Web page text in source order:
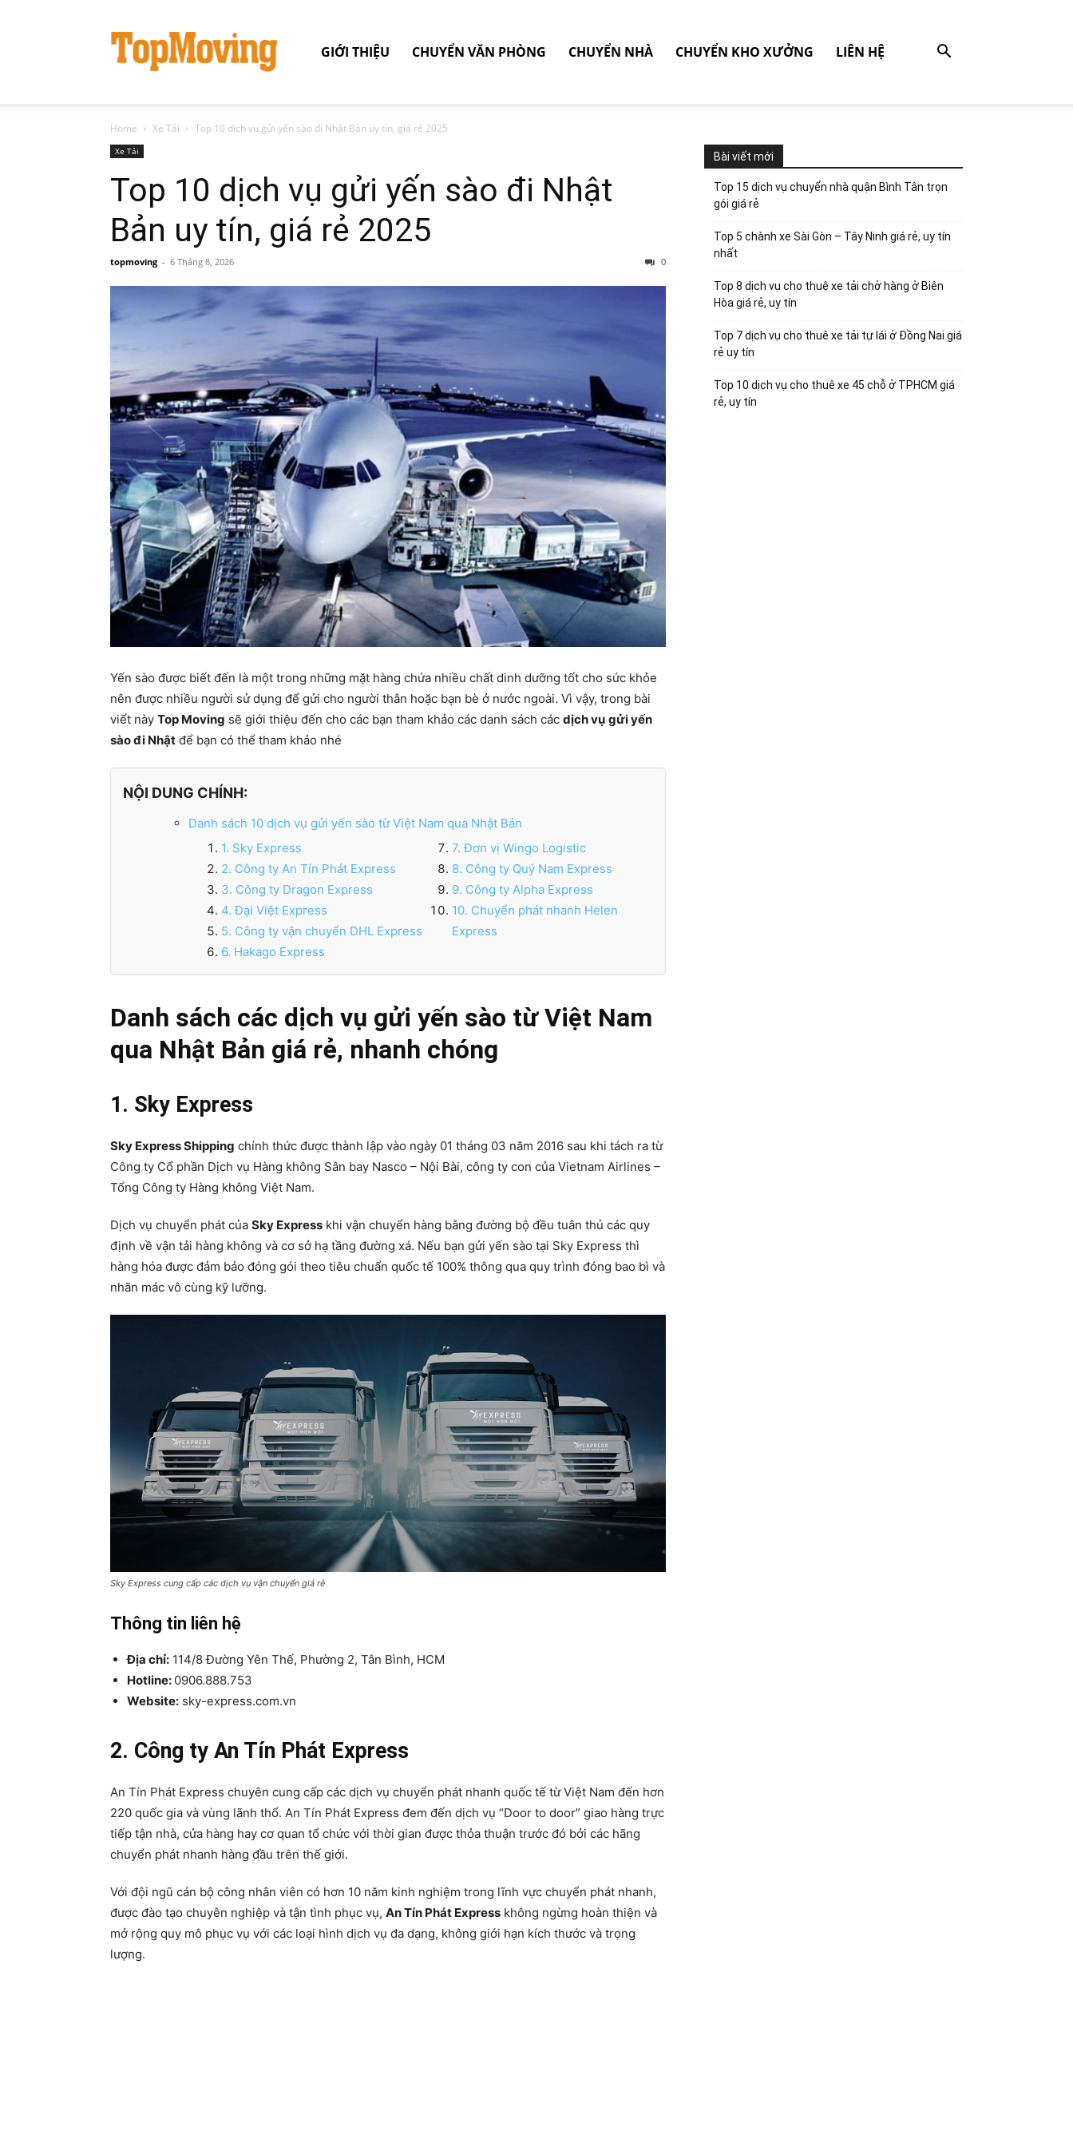
GIỚI THIỆU CHUYỂN VĂN PHÒNG CHUYỂN NHÀ CHUYỂN KHO XƯỞNG LIÊN HỆ
Home Xe Tải Top 10 dịch vụ gửi yến sào đi Nhật Bản uy tín, giá rẻ 2025
Xe Tải
Top 10 dịch vụ gửi yến sào đi Nhật
Bản uy tín, giá rẻ 2025
topmoving - 6 Tháng 8, 2026 0
Yến sào được biết đến là một trong những mặt hàng chứa nhiều chất dinh dưỡng tốt cho sức khỏe
nên được nhiều người sử dụng để gửi cho người thân hoặc bạn bè ở nước ngoài. Vì vậy, trong bài
viết này Top Moving sẽ giới thiệu đến cho các bạn tham khảo các danh sách các dịch vụ gửi yến
sào đi Nhật để bạn có thể tham khảo nhé
NỘI DUNG CHÍNH:
Danh sách 10 dịch vụ gửi yến sào từ Việt Nam qua Nhật Bản
1. Sky Express
2. Công ty An Tín Phát Express
3. Công ty Dragon Express
4. Đại Việt Express
5. Công ty vận chuyển DHL Express
6. Hakago Express
7. Đơn vị Wingo Logistic
8. Công ty Quý Nam Express
9. Công ty Alpha Express
10. Chuyển phát nhanh Helen
Express
Danh sách các dịch vụ gửi yến sào từ Việt Nam
qua Nhật Bản giá rẻ, nhanh chóng
1. Sky Express
Sky Express Shipping chính thức được thành lập vào ngày 01 tháng 03 năm 2016 sau khi tách ra từ
Công ty Cổ phần Dịch vụ Hàng không Sân bay Nasco – Nội Bài, công ty con của Vietnam Airlines –
Tổng Công ty Hàng không Việt Nam.
Dịch vụ chuyển phát của Sky Express khi vận chuyển hàng bằng đường bộ đều tuân thủ các quy
định về vận tải hàng không và cơ sở hạ tầng đường xá. Nếu bạn gửi yến sào tại Sky Express thì
hàng hóa được đảm bảo đóng gói theo tiêu chuẩn quốc tế 100% thông qua quy trình đóng bao bì và
nhãn mác vô cùng kỹ lưỡng.
Sky Express cung cấp các dịch vụ vận chuyển giá rẻ
Thông tin liên hệ
Địa chỉ: 114/8 Đường Yên Thế, Phường 2, Tân Bình, HCM
Hotline: 0906.888.753
Website: sky-express.com.vn
2. Công ty An Tín Phát Express
An Tín Phát Express chuyên cung cấp các dịch vụ chuyển phát nhanh quốc tế từ Việt Nam đến hơn
220 quốc gia và vùng lãnh thổ. An Tín Phát Express đem đến dịch vụ “Door to door” giao hàng trực
tiếp tận nhà, cửa hàng hay cơ quan tổ chức với thời gian được thỏa thuận trước đó bởi các hãng
chuyển phát nhanh hàng đầu trên thế giới.
Với đội ngũ cán bộ công nhân viên có hơn 10 năm kinh nghiệm trong lĩnh vực chuyển phát nhanh,
được đào tạo chuyên nghiệp và tận tình phục vụ, An Tín Phát Express không ngừng hoàn thiện và
mở rộng quy mô phục vụ với các loại hình dịch vụ đa dạng, không giới hạn kích thước và trọng
lượng.
Bài viết mới
Top 15 dịch vụ chuyển nhà quận Bình Tân trọn
gói giá rẻ
Top 5 chành xe Sài Gòn – Tây Ninh giá rẻ, uy tín
nhất
Top 8 dịch vụ cho thuê xe tải chở hàng ở Biên
Hòa giá rẻ, uy tín
Top 7 dịch vụ cho thuê xe tải tự lái ở Đồng Nai giá
rẻ uy tín
Top 10 dịch vụ cho thuê xe 45 chỗ ở TPHCM giá
rẻ, uy tín